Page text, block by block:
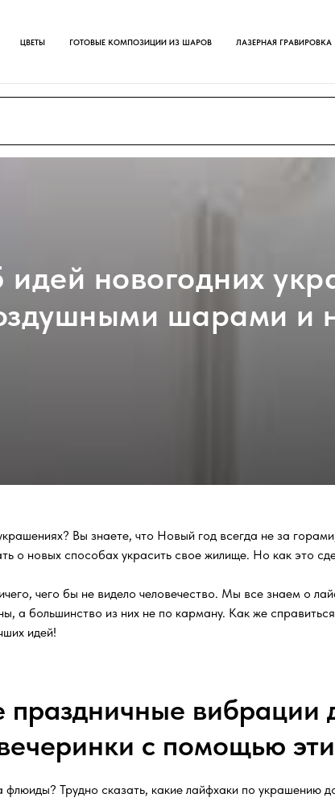
ЦВЕТЫ ГОТОВЫЕ КОМПОЗИЦИИ ИЗ ШАРОВ ЛАЗЕРНАЯ ГРАВИРОВКА
идей новогодних
шарами и
Вы знаете, что Новый год всегда не за
о новых способах украсить свое жилище. Но как это
чего бы не видело человечество. Мы все знаем о
а большинство из них не по карману. Как же
идей!
праздничные вибрации
с помощью
Трудно сказать, какие лайфхаки по украшению